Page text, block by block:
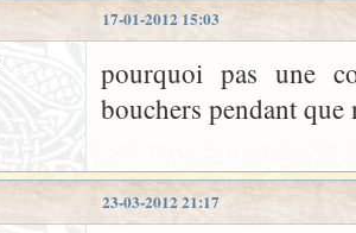
17-01-2012 15:03
pourquoi pas une
bouchers pendant que
23-03-2012 21:17